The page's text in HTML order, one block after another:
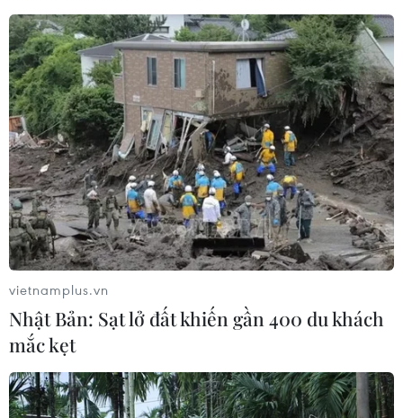
vietnamplus.vn
Nhật Bản: Sạt lở đất khiến gần 400 du khách
mắc kẹt